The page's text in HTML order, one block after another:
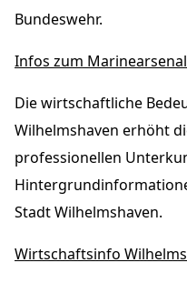
Bundeswehr.
Infos zum
Die wirtschaftliche
Wilhelmshaven erhöht
professionellen
Stadt Wilhelmshaven.
Wirtschaftsinfo